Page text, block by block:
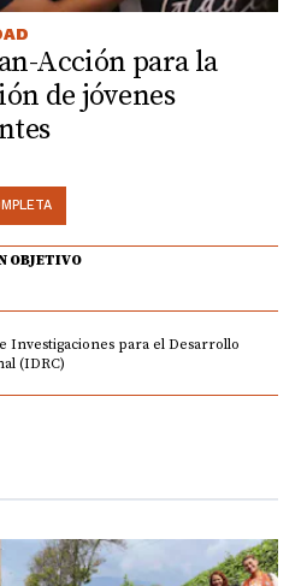
Acción para la
de jóvenes
OBJETIVO
Investigaciones para el Desarrollo
(IDRC)